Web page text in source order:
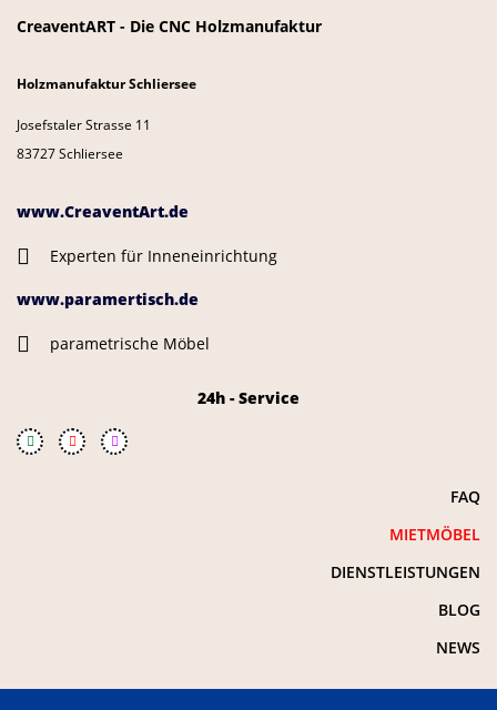
CreaventART - Die CNC Holzmanufaktur
Holzmanufaktur Schliersee
Josefstaler Strasse 11
83727 Schliersee
www.CreaventArt.de
Experten für Inneneinrichtung
www.paramertisch.de
parametrische Möbel
24h - Service
FAQ
MIETMÖBEL
DIENSTLEISTUNGEN
BLOG
NEWS